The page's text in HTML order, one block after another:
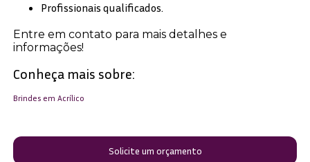
Profissionais qualificados.
Entre em contato para mais detalhes e
informações!
Conheça mais sobre:
Brindes em Acrílico
Solicite um orçamento